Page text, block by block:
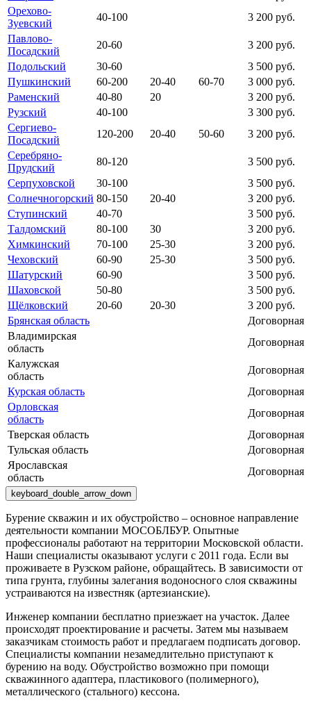
Орехово-
Зуевский
40-100
3 200 руб.
Павлово-
Посадский
20-60
3 200 руб.
Подольский
30-60
3 500 руб.
Пушкинский
60-200 20-40 60-70
3 000 руб.
Раменский
40-80 20
3 200 руб.
Рузский
40-100
3 300 руб.
Сергиево-
Посадский
120-200 20-40 50-60
3 200 руб.
Серебряно-
Прудский
80-120
3 500 руб.
Серпуховской
30-100
3 500 руб.
Солнечногорский 80-150 20-40
3 200 руб.
Ступинский
40-70
3 500 руб.
Талдомский
80-100 30
3 200 руб.
Химкинский
70-100 25-30
3 200 руб.
Чеховский
60-90 25-30
3 500 руб.
Шатурский
60-90
3 500 руб.
Шаховской
50-80
3 500 руб.
Щёлковский
20-60 20-30
3 200 руб.
Брянская область
Договорная
Владимирская
область
Договорная
Калужская
область
Договорная
Курская область
Договорная
Орловская
область
Договорная
Тверская область
Договорная
Тульская область
Договорная
Ярославская
область
Договорная
keyboard_double_arrow_down
Бурение скважин и их обустройство – основное направление
деятельности компании МОСОБЛБУР. Опытные
профессионалы работают на территории Московской области.
Наши специалисты оказывают услуги с 2011 года. Если вы
проживаете в Рузском районе, обращайтесь. В зависимости от
типа грунта, глубины залегания водоносного слоя скважины
устраиваются на известняк (артезианские).
Инженер компании бесплатно приезжает на участок. Далее
происходят проектирование и расчеты. Затем мы называем
заказчикам стоимость работ и предлагаем подписать договор.
Специалисты компании незамедлительно приступают к
бурению на воду. Обустройство возможно при помощи
скважинного адаптера, пластикового (полимерного),
металлического (стального) кессона.